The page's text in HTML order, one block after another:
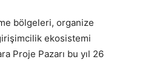
bölgeleri, organize
ekosistemi
Proje Pazarı bu yıl 26